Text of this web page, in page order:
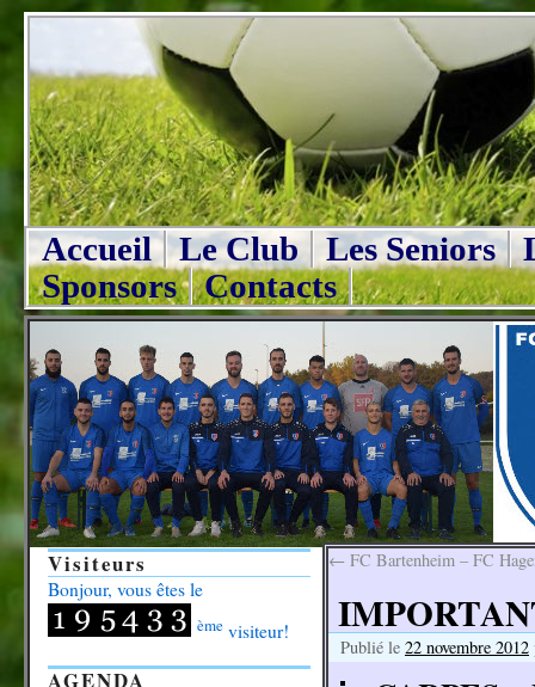
Accueil Le Club Les Seniors
Sponsors
Contacts
← FC Bartenheim – FC
Publié le 22 novembre 2012
Visiteurs
Bonjour, vous êtes le
ème visiteur!
AGENDA